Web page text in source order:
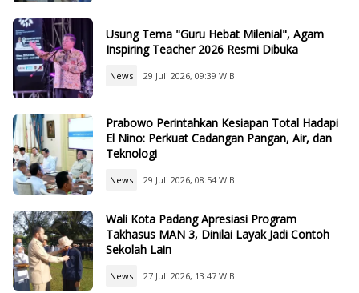
Usung Tema "Guru Hebat Milenial", Agam
Inspiring Teacher 2026 Resmi Dibuka
News 29 Juli 2026, 09:39 WIB
Prabowo Perintahkan Kesiapan Total Hadapi
El Nino: Perkuat Cadangan Pangan, Air, dan
Teknologi
News 29 Juli 2026, 08:54 WIB
Wali Kota Padang Apresiasi Program
Takhasus MAN 3, Dinilai Layak Jadi Contoh
Sekolah Lain
News 27 Juli 2026, 13:47 WIB